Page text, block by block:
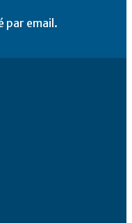
par email.